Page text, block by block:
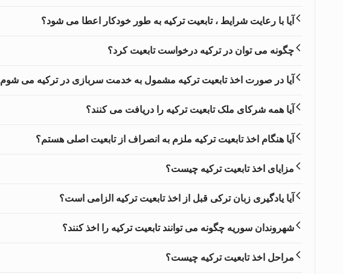
آیا با رعایت شرایط ، تابعیت ترکیه به طور خودکار اعطا می شود؟
چگونه می توان در ترکیه درخواست تابعیت کرد؟
آیا در صورت اخذ تابعیت ترکیه مشمول به خدمت سربازی در ترکیه می
آیا همه شرکای ملک تابعیت ترکیه را دریافت می کنند؟
آیا هنگام اخذ تابعیت ترکیه ملزم به انصراف از تابعیت اصلی هستم؟
مزایای اخذ تابعیت ترکیه چیست؟
آیا یادگیری زبان ترکی قبل از اخذ تابعیت ترکیه الزامی است؟
شهروندان سوریه چگونه می توانند تابعیت ترکیه را اخذ کنند؟
مراحل اخذ تابعیت ترکیه چیست؟